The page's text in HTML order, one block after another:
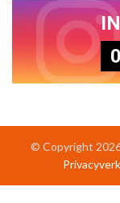
0
© Copyright